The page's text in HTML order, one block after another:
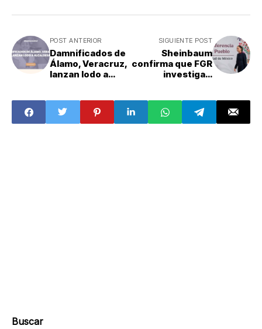
POST ANTERIOR
Damnificados de
Álamo, Veracruz,
lanzan lodo a
SIGUIENTE POST
Sheinbaum
confirma que FGR
investiga a
por huachicol
fiscal
Buscar